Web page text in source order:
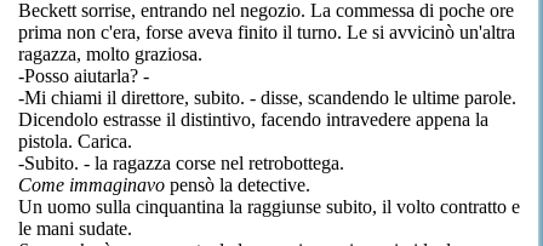
Beckett sorrise, entrando nel negozio. La commessa di poche ore
prima non c'era, forse aveva finito il turno. Le si avvicinò un'altra
ragazza, molto graziosa.
-Posso aiutarla? -
-Mi chiami il direttore, subito. - disse, scandendo le ultime parole.
Dicendolo estrasse il distintivo, facendo intravedere appena la
pistola. Carica.
-Subito. - la ragazza corse nel retrobottega.
Come immaginavo pensò la detective.
Un uomo sulla cinquantina la raggiunse subito, il volto contratto e
le mani sudate.